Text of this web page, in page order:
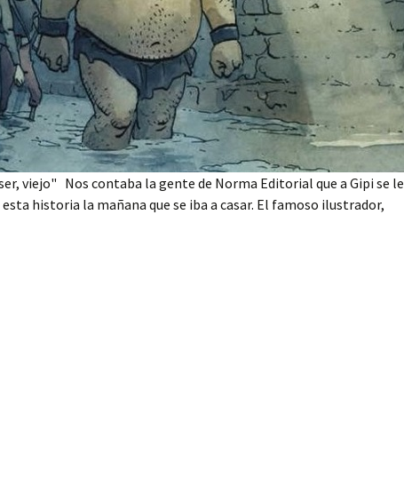
viejo" Nos contaba la gente de Norma Editorial que a Gipi se le
historia la mañana que se iba a casar. El famoso ilustrador,